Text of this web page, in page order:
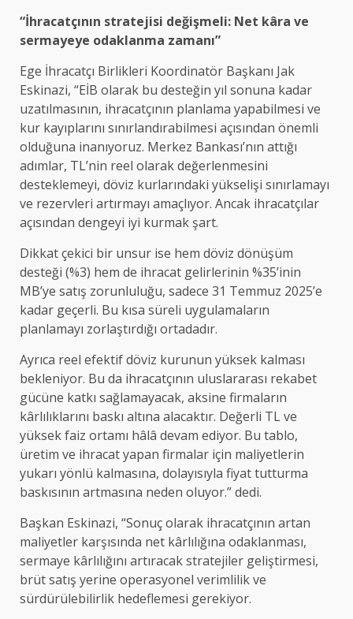
“İhracatçının stratejisi değişmeli: Net kâra ve
sermayeye odaklanma zamanı”
Ege İhracatçı Birlikleri Koordinatör Başkanı Jak
Eskinazi, “EİB olarak bu desteğin yıl sonuna kadar
uzatılmasının, ihracatçının planlama yapabilmesi ve
kur kayıplarını sınırlandırabilmesi açısından önemli
olduğuna inanıyoruz. Merkez Bankası’nın attığı
adımlar, TL’nin reel olarak değerlenmesini
desteklemeyi, döviz kurlarındaki yükselişi sınırlamayı
ve rezervleri artırmayı amaçlıyor. Ancak ihracatçılar
açısından dengeyi iyi kurmak şart.
Dikkat çekici bir unsur ise hem döviz dönüşüm
desteği (%3) hem de ihracat gelirlerinin %35’inin
MB’ye satış zorunluluğu, sadece 31 Temmuz 2025’e
kadar geçerli. Bu kısa süreli uygulamaların
planlamayı zorlaştırdığı ortadadır.
Ayrıca reel efektif döviz kurunun yüksek kalması
bekleniyor. Bu da ihracatçının uluslararası rekabet
gücüne katkı sağlamayacak, aksine firmaların
kârlılıklarını baskı altına alacaktır. Değerli TL ve
yüksek faiz ortamı hâlâ devam ediyor. Bu tablo,
üretim ve ihracat yapan firmalar için maliyetlerin
yukarı yönlü kalmasına, dolayısıyla fiyat tutturma
baskısının artmasına neden oluyor.” dedi.
Başkan Eskinazi, “Sonuç olarak ihracatçının artan
maliyetler karşısında net kârlılığına odaklanması,
sermaye kârlılığını artıracak stratejiler geliştirmesi,
brüt satış yerine operasyonel verimlilik ve
sürdürülebilirlik hedeflemesi gerekiyor.